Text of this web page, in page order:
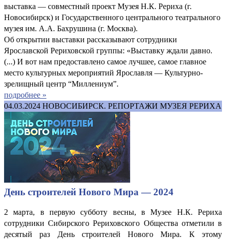
выставка — совместный проект Музея Н.К. Рериха (г.
Новосибирск) и Государственного центрального театрального
музея им. А.А. Бахрушина (г. Москва).
Об открытии выставки рассказывают сотрудники
Ярославской Рериховской группы: «Выставку ждали давно.
(...) И вот нам предоставлено самое лучшее, самое главное
место культурных мероприятий Ярославля — Культурно-
зрелищный центр “Миллениум”.
подробнее »
04.03.2024 НОВОСИБИРСК. РЕПОРТАЖИ МУЗЕЯ РЕРИХА
День строителей Нового Мира — 2024
2 марта, в первую субботу весны, в Музее Н.К. Рериха
сотрудники Сибирского Рериховского Общества отметили в
десятый раз День строителей Нового Мира. К этому